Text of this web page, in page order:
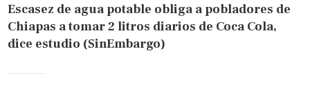
Escasez de agua potable obliga a pobladores de
Chiapas a tomar 2 litros diarios de Coca Cola,
dice estudio (SinEmbargo)